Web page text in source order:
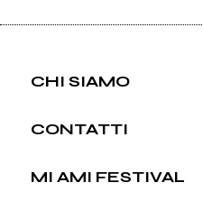
CHI SIAMO
CONTATTI
MI AMI FESTIVAL